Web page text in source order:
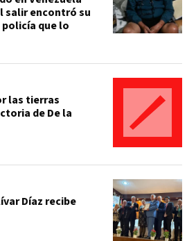
salir encontró su
que lo
las tierras
de De la
Díaz recibe